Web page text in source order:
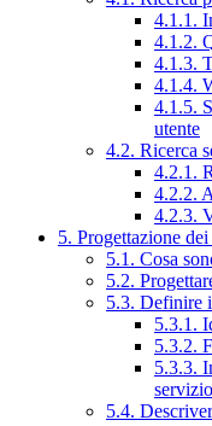
4.1.1.
4.1.2.
4.1.3.
4.1.4.
4.1.5.
utente
4.2. Ricerca
4.2.1.
4.2.2.
4.2.3.
5. Progettazione
5.1. Cosa
5.2.
5.3. Definire
5.3.1.
5.3.2.
5.3.3.
servizio
5.4.